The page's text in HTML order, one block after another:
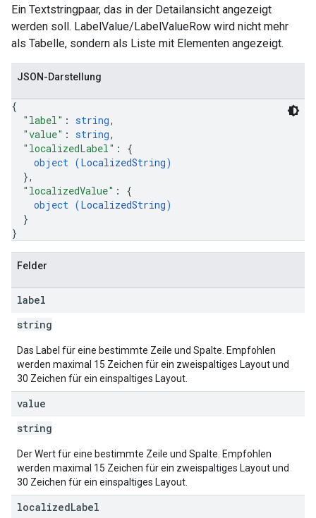
Ein Textstringpaar, das in der Detailansicht angezeigt
werden soll. LabelValue/LabelValueRow wird nicht mehr
als Tabelle, sondern als Liste mit Elementen angezeigt.
JSON-Darstellung
{
"label" : string,
"value" : string,
"localizedLabel" : {
object (LocalizedString)
},
"localizedValue" : {
object (LocalizedString)
}
}
Felder
label
string
Das Label für eine bestimmte Zeile und Spalte. Empfohlen
werden maximal 15 Zeichen für ein zweispaltiges Layout und
30 Zeichen für ein einspaltiges Layout.
value
string
Der Wert für eine bestimmte Zeile und Spalte. Empfohlen
werden maximal 15 Zeichen für ein zweispaltiges Layout und
30 Zeichen für ein einspaltiges Layout.
localizedLabel